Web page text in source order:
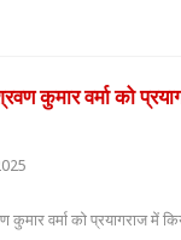
कुमार वर्मा को
वर्मा को प्रयागराज में